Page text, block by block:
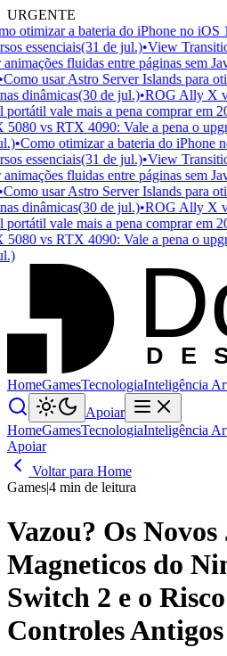
URGENTE
otimizar a bateria do iPhone no iOS
essenciais(31 de jul.)•View
fluidas entre páginas sem
usar Astro Server Islands para
dinâmicas(30 de jul.)•ROG Ally X
vale mais a pena comprar em
vs RTX 4090: Vale a pena o
•Como otimizar a bateria do iPhone
essenciais(31 de jul.)•View
fluidas entre páginas sem
usar Astro Server Islands para
dinâmicas(30 de jul.)•ROG Ally X
vale mais a pena comprar em
vs RTX 4090: Vale a pena o
D
HomeGamesTecnologiaInteligência
Apoiar
HomeGamesTecnologiaInteligência
Apoiar
Voltar para Home
Games|4 min de leitura
Vazou? Os
Magneticos do
Switch 2 e o
Controles Antigos